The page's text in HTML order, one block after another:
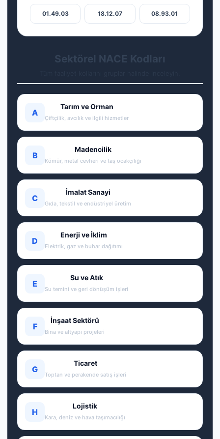
01.49.03 18.12.07 08.93.01
Sektörel NACE Kodları
A
Tarım ve Orman
Çiftçilik, avcılık ve ilgili hizmetler
B
Madencilik
Kömür, metal cevheri ve taş ocakçılığı
C
İmalat Sanayi
Gıda, tekstil ve endüstriyel üretim
D
Enerji ve İklim
Elektrik, gaz ve buhar dağıtımı
E
Su ve Atık
Su temini ve geri dönüşüm işleri
F
İnşaat Sektörü
Bina ve altyapı projeleri
G
Ticaret
Toptan ve perakende satış işleri
H
Lojistik
Kara, deniz ve hava taşımacılığı